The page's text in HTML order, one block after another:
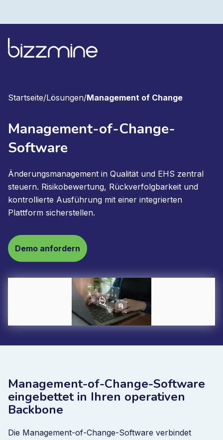
Startseite/Lösungen/Management of Change
Management-of-Change-
Software
Änderungsmanagement in Qualität und EHS zentral
steuern. Risikobewertung, Rückverfolgbarkeit und
kontrollierte Ausführung mit einer integrierten
Plattform sicherstellen.
Demo anfordern
Management-of-Change-Software
eingebettet in Ihren operativen
Backbone
Die Management-of-Change-Software verbindet